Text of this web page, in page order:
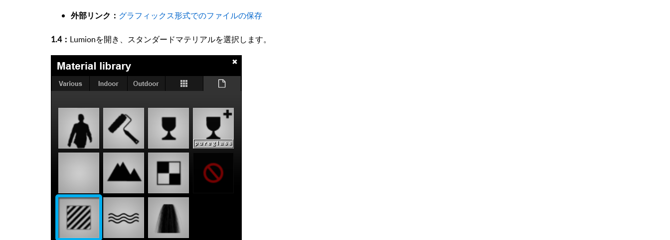
外部リンク： グラフィックス形式でのファイルの保存
1.4： Lumionを開き、スタンダードマテリアルを選択します。